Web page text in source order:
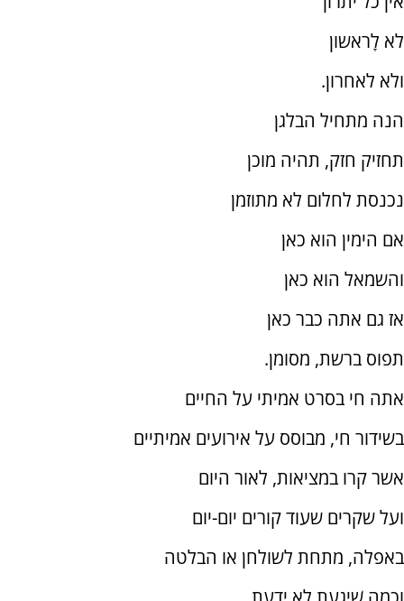
לא לָראשון
ולא לאחרון.
הנה מתחיל הבלגן
תחזיק חזק, תהיה מוכן
נכנסת לחלום לא מתוזמן
אם הימין הוא כאן
והשמאל הוא כאן
אז גם אתה כבר כאן
תפוס ברשת, מסומן.
אתה חי בסרט אמיתי על החיים
בשידור חי, מבוסס על אירועים אמיתיים
אשר קרו במציאות, לאור היום
ועל שקרים שעוד קורים יום-יום
באפלה, מתחת לשולחן או הבלטה